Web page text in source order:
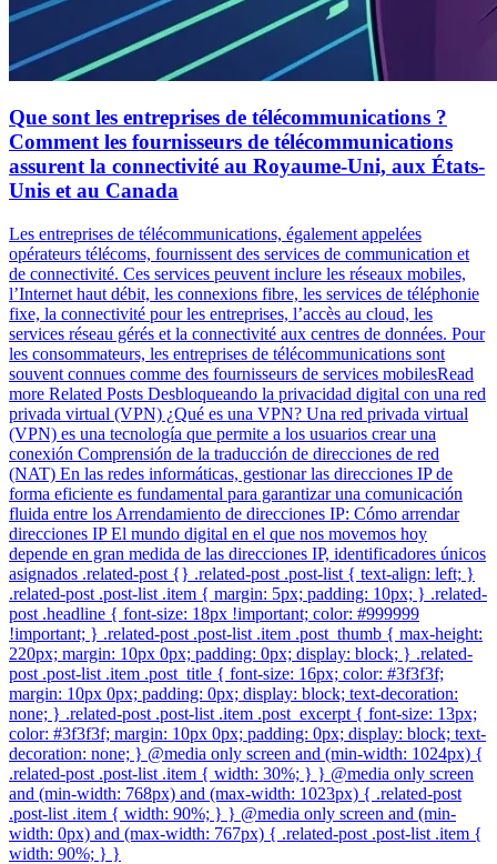
Que sont les entreprises de télécommunications ?
Comment les fournisseurs de télécommunications
assurent la connectivité au Royaume-Uni, aux États-
Unis et au Canada
Les entreprises de télécommunications, également appelées
opérateurs télécoms, fournissent des services de communication et
de connectivité. Ces services peuvent inclure les réseaux mobiles,
l’Internet haut débit, les connexions fibre, les services de téléphonie
fixe, la connectivité pour les entreprises, l’accès au cloud, les
services réseau gérés et la connectivité aux centres de données. Pour
les consommateurs, les entreprises de télécommunications sont
souvent connues comme des fournisseurs de services mobilesRead
more Related Posts Desbloqueando la privacidad digital con una red
privada virtual (VPN) ¿Qué es una VPN? Una red privada virtual
(VPN) es una tecnología que permite a los usuarios crear una
conexión Comprensión de la traducción de direcciones de red
(NAT) En las redes informáticas, gestionar las direcciones IP de
forma eficiente es fundamental para garantizar una comunicación
fluida entre los Arrendamiento de direcciones IP: Cómo arrendar
direcciones IP El mundo digital en el que nos movemos hoy
depende en gran medida de las direcciones IP, identificadores únicos
asignados .related-post {} .related-post .post-list { text-align: left; }
.related-post .post-list .item { margin: 5px; padding: 10px; } .related-
post .headline { font-size: 18px !important; color: #999999
!important; } .related-post .post-list .item .post_thumb { max-height:
220px; margin: 10px 0px; padding: 0px; display: block; } .related-
post .post-list .item .post_title { font-size: 16px; color: #3f3f3f;
margin: 10px 0px; padding: 0px; display: block; text-decoration:
none; } .related-post .post-list .item .post_excerpt { font-size: 13px;
color: #3f3f3f; margin: 10px 0px; padding: 0px; display: block; text-
decoration: none; } @media only screen and (min-width: 1024px) {
.related-post .post-list .item { width: 30%; } } @media only screen
and (min-width: 768px) and (max-width: 1023px) { .related-post
.post-list .item { width: 90%; } } @media only screen and (min-
width: 0px) and (max-width: 767px) { .related-post .post-list .item {
width: 90%; } }